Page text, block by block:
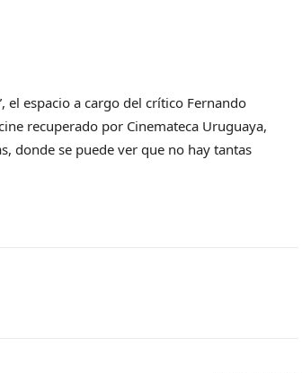
el espacio a cargo del crítico Fernando
recuperado por Cinemateca Uruguaya,
donde se puede ver que no hay tantas